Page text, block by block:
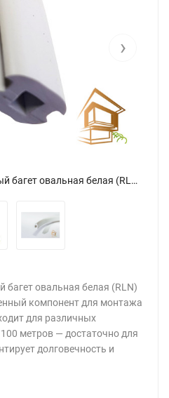
Вставка в разделительный багет овальная белая (RLN) (100 м)
›
багет овальная белая (RLN)
компонент для монтажа
для различных
метров — достаточно для
долговечность и